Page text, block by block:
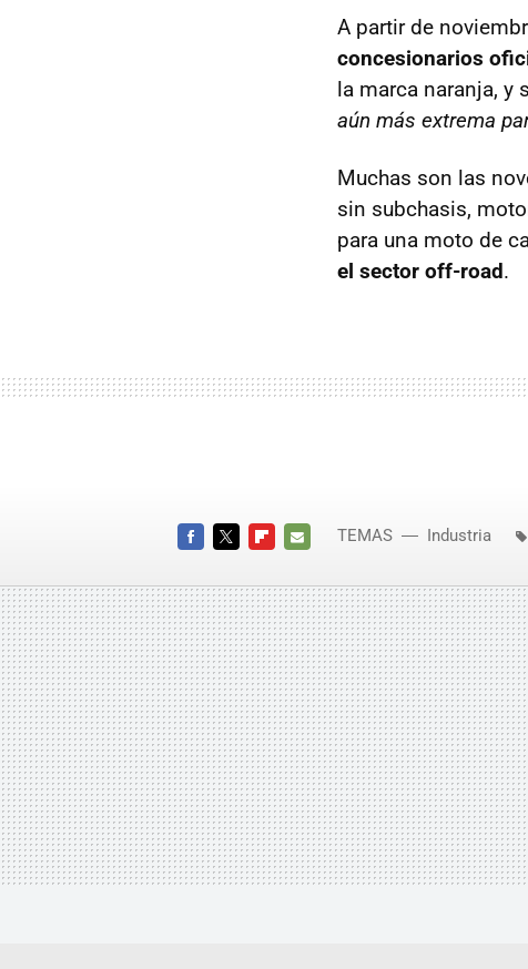
A partir de
concesionarios
la marca naranja, y
aún más extrema
Muchas son las
sin subchasis,
para una moto de
el sector off-road.
MAIL
TEMAS Industria